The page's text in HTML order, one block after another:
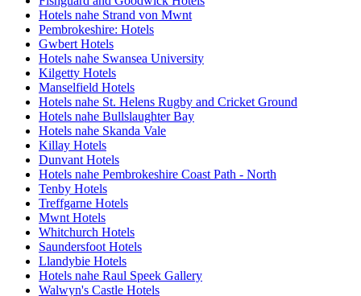
Hotels nahe Strand von Mwnt
Pembrokeshire: Hotels
Gwbert Hotels
Hotels nahe Swansea University
Kilgetty Hotels
Manselfield Hotels
Hotels nahe St. Helens Rugby and Cricket Ground
Hotels nahe Bullslaughter Bay
Hotels nahe Skanda Vale
Killay Hotels
Dunvant Hotels
Hotels nahe Pembrokeshire Coast Path - North
Tenby Hotels
Treffgarne Hotels
Mwnt Hotels
Whitchurch Hotels
Saundersfoot Hotels
Llandybie Hotels
Hotels nahe Raul Speek Gallery
Walwyn's Castle Hotels